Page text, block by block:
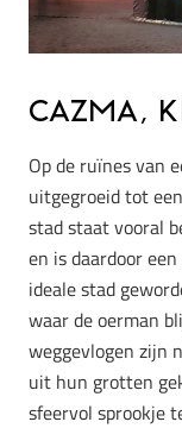
Cazma,
Op de ruïnes van
uitgegroeid tot
stad staat vooral
en is daardoor
ideale stad
waar de oerman
weggevlogen zijn
uit hun grotten
sfeervol sprookje